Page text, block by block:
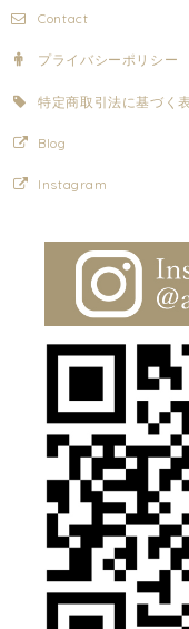
Contact
プライバシーポリシー
特定商取引法に基づく
Blog
Instagram